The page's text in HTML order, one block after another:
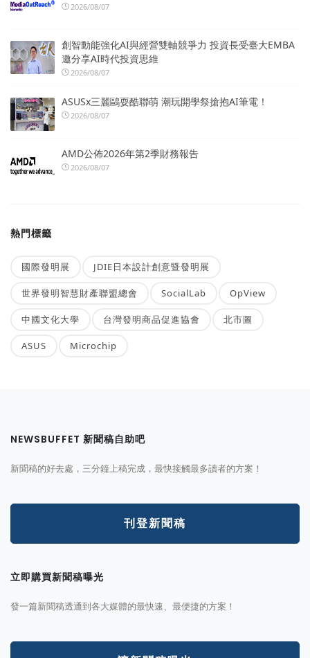
2026/08/07
創智動能強化AI與經營雙軸競爭力 投資長受臺大EMBA
邀分享AI時代投資思維
2026/08/07
ASUSx三麗鷗耍酷聯萌 潮玩開學祭搶抱AI筆電！
2026/08/07
AMD公佈2026年第2季財務報告
2026/08/07
熱門標籤
國際發明展 JDIE日本設計創意暨發明展
世界發明智慧財產聯盟總會 SocialLab OpView
中國文化大學 台灣發明商品促進協會 北市圖
ASUS Microchip
NEWSBUFFET 新聞稿自助吧
新聞稿的好去處，三分鐘上稿完成，最快接觸最多讀者的方案！
刊登新聞稿
立即購買新聞稿曝光
發一篇新聞稿透通到各大媒體的最快速、最便捷的方案！